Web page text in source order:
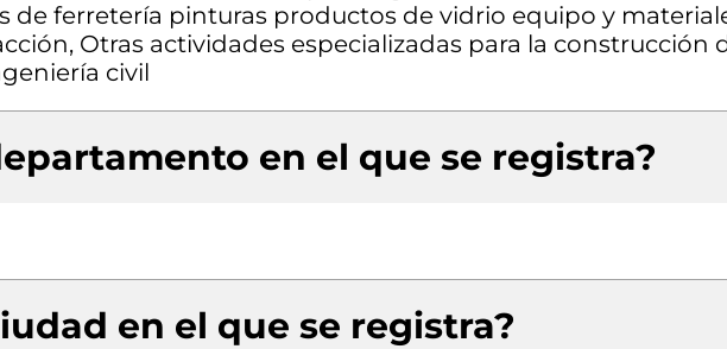
de ferretería pinturas productos de vidrio equipo y
Otras actividades especializadas para la construcción
civil
en el que se registra?
en el que se registra?